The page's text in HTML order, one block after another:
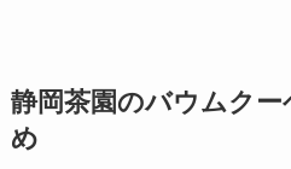
静岡茶園のバウムク
め